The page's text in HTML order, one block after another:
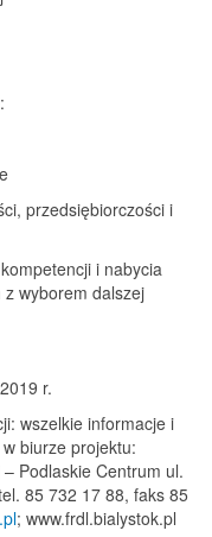
przedsiębiorczości i
i nabycia
wyborem dalszej
r.
wszelkie informacje i
biurze projektu:
Podlaskie Centrum ul.
85 732 17 88, faks 85
; www.frdl.bialystok.pl